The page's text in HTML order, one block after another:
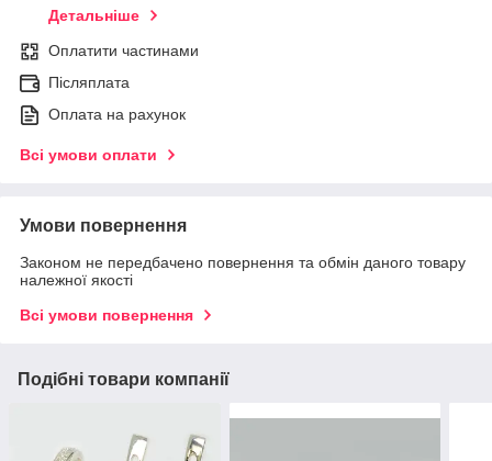
Детальніше
Оплатити частинами
Післяплата
Оплата на рахунок
Всі умови оплати
Умови повернення
Законом не передбачено повернення та обмін даного товару
належної якості
Всі умови повернення
Подібні товари компанії